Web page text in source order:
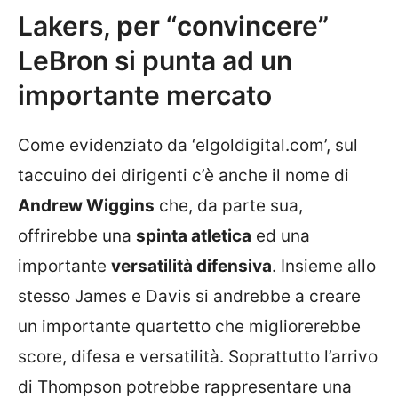
Lakers, per “convincere”
LeBron si punta ad un
importante mercato
Come evidenziato da ‘elgoldigital.com’, sul
taccuino dei dirigenti c’è anche il nome di
Andrew Wiggins che, da parte sua,
offrirebbe una spinta atletica ed una
importante versatilità difensiva. Insieme allo
stesso James e Davis si andrebbe a creare
un importante quartetto che migliorerebbe
score, difesa e versatilità. Soprattutto l’arrivo
di Thompson potrebbe rappresentare una